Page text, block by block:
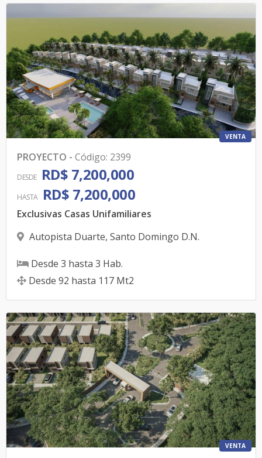
VENTA
PROYECTO - Código: 2399
DESDE RD$ 7,200,000
HASTA RD$ 7,200,000
Exclusivas Casas Unifamiliares
Autopista Duarte, Santo Domingo D.N.
Desde 3 hasta 3 Hab.
Desde 92 hasta 117 Mt2
VENTA